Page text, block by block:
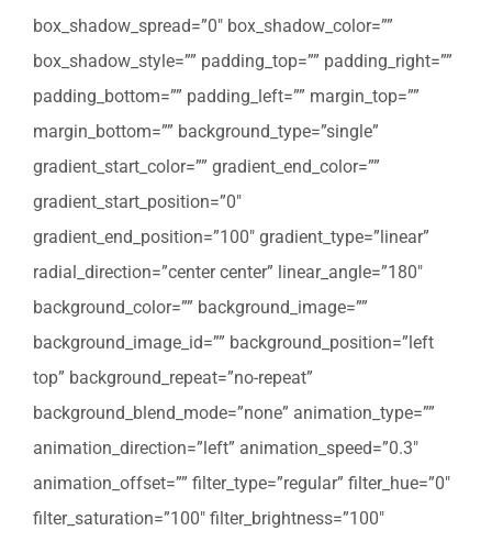
box_shadow_spread=”0″ box_shadow_color=””
box_shadow_style=”” padding_top=”” padding_right=””
padding_bottom=”” padding_left=”” margin_top=””
margin_bottom=”” background_type=”single”
gradient_start_color=”” gradient_end_color=””
gradient_start_position=”0″
gradient_end_position=”100″ gradient_type=”linear”
radial_direction=”center center” linear_angle=”180″
background_color=”” background_image=””
background_image_id=”” background_position=”left
top” background_repeat=”no-repeat”
background_blend_mode=”none” animation_type=””
animation_direction=”left” animation_speed=”0.3″
animation_offset=”” filter_type=”regular” filter_hue=”0″
filter_saturation=”100″ filter_brightness=”100″